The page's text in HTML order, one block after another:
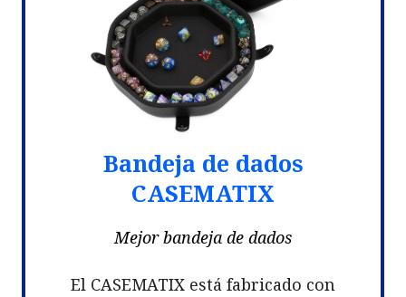
Bandeja de dados
CASEMATIX
Mejor bandeja de dados
El CASEMATIX está fabricado con